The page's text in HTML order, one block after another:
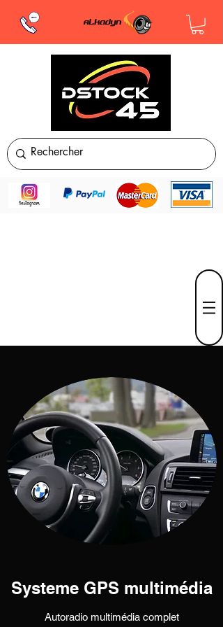
Systeme GPS multimédia
Autoradio multimédia complet